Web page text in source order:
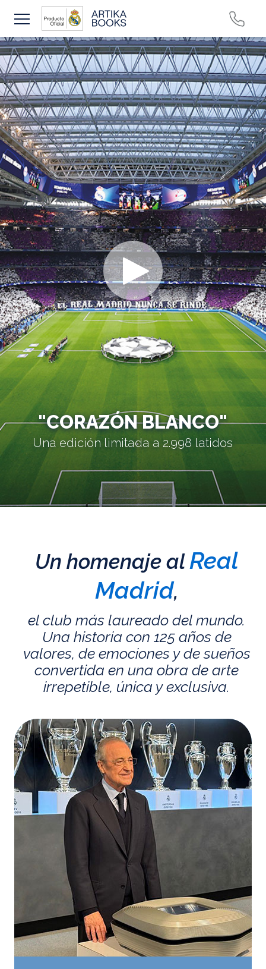
"CORAZÓN BLANCO"
Una edición limitada a 2.998 latidos
Un homenaje alReal
Madrid,
el club más laureado del mundo.
Una historia con 125 años de
valores, de emociones y de sueños
convertida en una obra de arte
irrepetible, única y exclusiva.